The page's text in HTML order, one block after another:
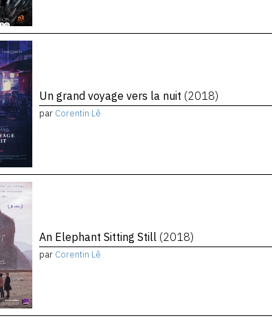
Un grand voyage vers la nuit (2018)
par Corentin Lê
An Elephant Sitting Still (2018)
par Corentin Lê